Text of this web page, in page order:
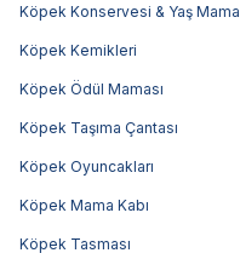
Köpek Konservesi & Yaş Mama
Köpek Kemikleri
Köpek Ödül Maması
Köpek Taşıma Çantası
Köpek Oyuncakları
Köpek Mama Kabı
Köpek Tasması